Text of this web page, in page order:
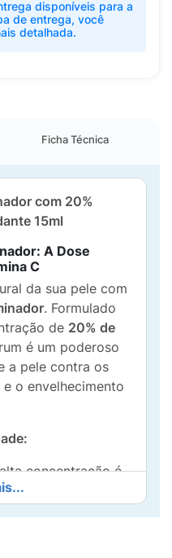
disponíveis para a
de entrega, você
detalhada.
Ficha Técnica
com 20%
15ml
A Dose
C
da sua pele com
. Formulado
de 20% de
é um poderoso
a pele contra os
o envelhecimento
concentração é
intensificar o